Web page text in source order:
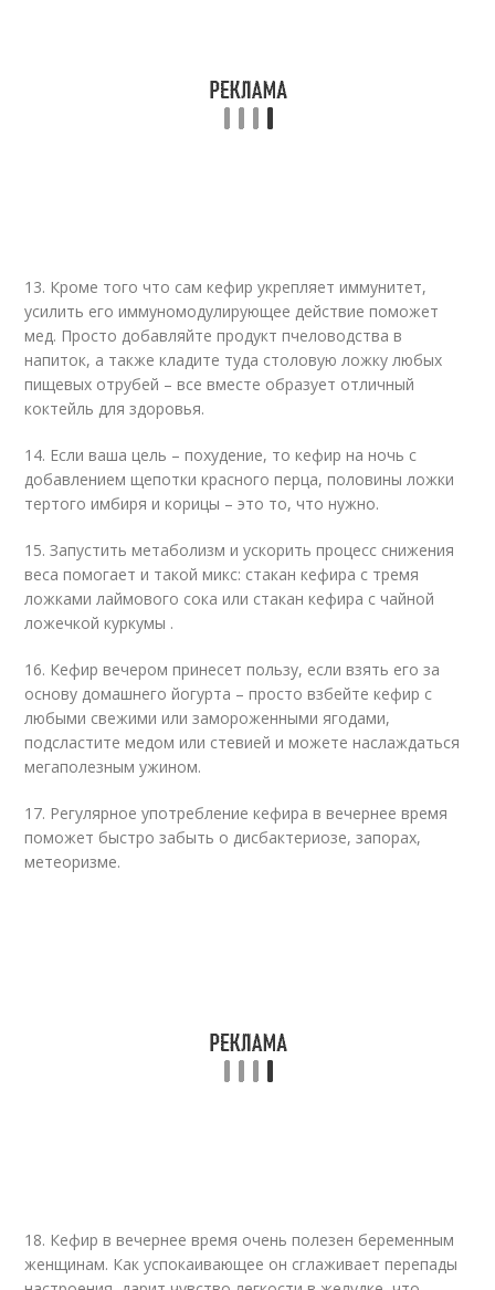
13. Кроме того что сам кефир укрепляет иммунитет,
усилить его иммуномодулирующее действие поможет
мед. Просто добавляйте продукт пчеловодства в
напиток, а также кладите туда столовую ложку любых
пищевых отрубей – все вместе образует отличный
коктейль для здоровья.
14. Если ваша цель – похудение, то кефир на ночь с
добавлением щепотки красного перца, половины ложки
тертого имбиря и корицы – это то, что нужно.
15. Запустить метаболизм и ускорить процесс снижения
веса помогает и такой микс: стакан кефира с тремя
ложками лаймового сока или стакан кефира с чайной
ложечкой куркумы .
16. Кефир вечером принесет пользу, если взять его за
основу домашнего йогурта – просто взбейте кефир с
любыми свежими или замороженными ягодами,
подсластите медом или стевией и можете наслаждаться
мегаполезным ужином.
17. Регулярное употребление кефира в вечернее время
поможет быстро забыть о дисбактериозе, запорах,
метеоризме.
18. Кефир в вечернее время очень полезен беременным
женщинам. Как успокаивающее он сглаживает перепады